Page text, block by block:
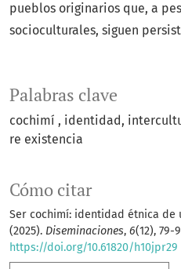
Palabras clave
cochimí identidad
re existencia
Cómo citar
Ser cochimí: identidad étnica
(2025). Diseminaciones, 6(12), 79-
https://doi.org/10.61820/h10jpr29
pueblos originarios que, a
socioculturales, siguen